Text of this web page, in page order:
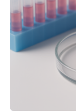
kann und wie
Herzbelastung
hypertrophe
erblich bedingte
sich die linke
stark kontrahiert…